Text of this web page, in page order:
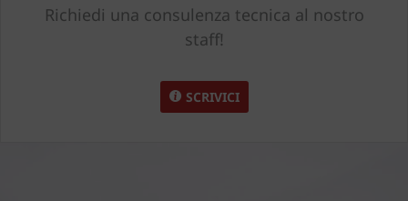
Richiedi una consulenza tecnica al nostro
staff!
SCRIVICI